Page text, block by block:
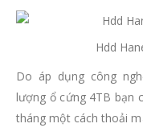
Hdd
Do áp dụng công
lượng ổ cứng 4TB bạn
tháng một cách thoải